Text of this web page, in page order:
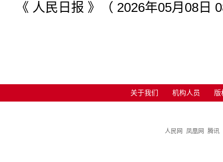
《 人民日报 》（ 2026年05月08日
关于我们 机构人员 版
人民网 凤凰网 腾讯